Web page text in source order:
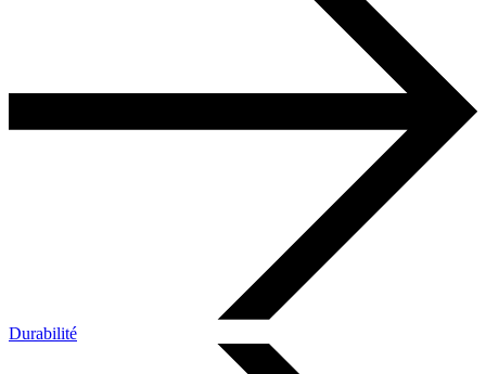
Durabilité